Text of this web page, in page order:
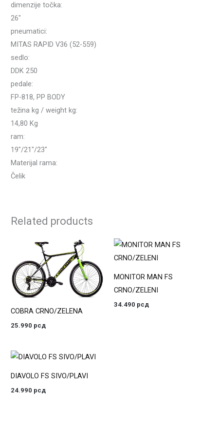
dimenzije točka:
26″
pneumatici:
MITAS RAPID V36 (52-559)
sedlo:
DDK 250
pedale:
FP-818, PP BODY
težina kg / weight kg:
14,80 Kg
ram:
19″/21″/23″
Materijal rama:
Čelik
Related products
COBRA CRNO/ZELENA
25.990 рсд
MONITOR MAN FS
CRNO/ZELENI
34.490 рсд
DIAVOLO FS SIVO/PLAVI
24.990 рсд